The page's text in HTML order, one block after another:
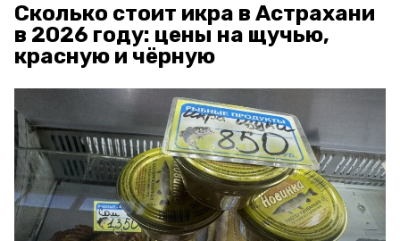
Сколько стоит икра в Астрахани
в 2026 году: цены на щучью,
красную и чёрную